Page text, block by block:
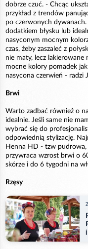
dobrze czuć. - Chcąc
przykład z trendów
po czerwonych
dodatkiem błysku lub
nasyconym mocnym
czas, żeby zaszaleć z
nie maty, lecz lakierowane
mocne kolory pomadek
nasycona czerwień - radzi
Brwi
Warto zadbać również o
idealnie. Jeśli same nie
wybrać się do
odpowiednią stylizację.
Henna HD - tzw pudrowa,
przywraca wzrost brwi o
skórze i do 6 tygodni na
Rzęsy
i